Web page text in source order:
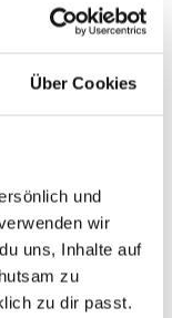
Über Cookies
und
wir
uns, Inhalte auf
zu
zu dir passt.